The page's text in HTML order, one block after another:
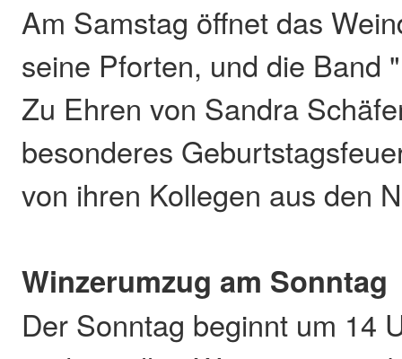
Am Samstag öffnet das
seine Pforten, und die Band
Zu Ehren von Sandra
besonderes
von ihren Kollegen aus den
Winzerumzug am Sonntag
Der Sonntag beginnt um 14